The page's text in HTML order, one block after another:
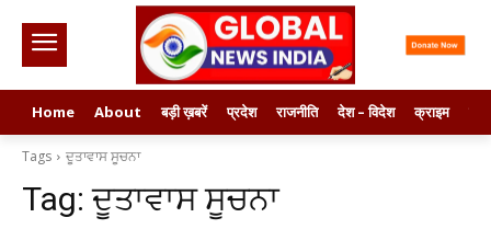
Home About बड़ी ख़बरें प्रदेश राजनीति देश – विदेश क्राइम
Tags ਦੂਤਾਵਾਸ ਸੂਚਨਾ
Tag:ਦੂਤਾਵਾਸ ਸੂਚਨਾ